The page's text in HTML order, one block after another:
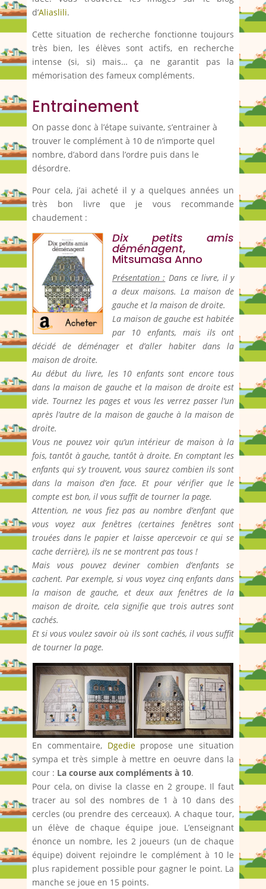
d’Aliaslili.
Cette situation de recherche fonctionne toujours
très bien, les élèves sont actifs, en recherche
intense (si, si) mais… ça ne garantit pas la
mémorisation des fameux compléments.
Entrainement
On passe donc à l’étape suivante, s’entrainer à
trouver le complément à 10 de n’importe quel
nombre, d’abord dans l’ordre puis dans le
désordre.
Pour cela, j’ai acheté il y a quelques années un
très bon livre que je vous recommande
chaudement :
Dix petits amis
déménagent,
Mitsumasa Anno
Présentation : Dans ce livre, il y
a deux maisons. La maison de
gauche et la maison de droite.
La maison de gauche est habitée
par 10 enfants, mais ils ont
décidé de déménager et d’aller habiter dans la
maison de droite.
Au début du livre, les 10 enfants sont encore tous
dans la maison de gauche et la maison de droite est
vide. Tournez les pages et vous les verrez passer l’un
après l’autre de la maison de gauche à la maison de
droite.
Vous ne pouvez voir qu’un intérieur de maison à la
fois, tantôt à gauche, tantôt à droite. En comptant les
enfants qui s’y trouvent, vous saurez combien ils sont
dans la maison d’en face. Et pour vérifier que le
compte est bon, il vous suffit de tourner la page.
Attention, ne vous fiez pas au nombre d’enfant que
vous voyez aux fenêtres (certaines fenêtres sont
trouées dans le papier et laisse apercevoir ce qui se
cache derrière), ils ne se montrent pas tous !
Mais vous pouvez deviner combien d’enfants se
cachent. Par exemple, si vous voyez cinq enfants dans
la maison de gauche, et deux aux fenêtres de la
maison de droite, cela signifie que trois autres sont
cachés.
Et si vous voulez savoir où ils sont cachés, il vous suffit
de tourner la page.
En commentaire, Dgediepropose une situation
sympa et très simple à mettre en oeuvre dans la
cour : La course aux compléments à 10.
Pour cela, on divise la classe en 2 groupe. Il faut
tracer au sol des nombres de 1 à 10 dans des
cercles (ou prendre des cerceaux). A chaque tour,
un élève de chaque équipe joue. L’enseignant
énonce un nombre, les 2 joueurs (un de chaque
équipe) doivent rejoindre le complément à 10 le
plus rapidement possible pour gagner le point. La
manche se joue en 15 points.